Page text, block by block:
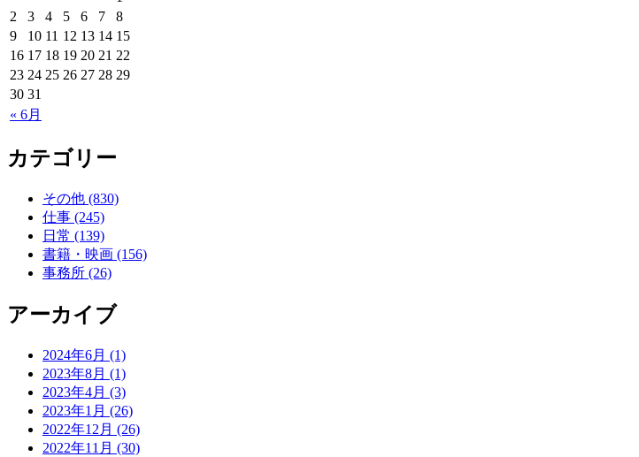
« 6月
2
3 4 5 6 7
8
9
10 11 12 13 14 15
16 17 18 19 20 21 22
23 24 25 26 27 28 29
30 31
カテゴリー
その他 (830)
仕事 (245)
日常 (139)
書籍・映画 (156)
事務所 (26)
アーカイブ
2024年6月 (1)
2023年8月 (1)
2023年4月 (3)
2023年1月 (26)
2022年12月 (26)
2022年11月 (30)